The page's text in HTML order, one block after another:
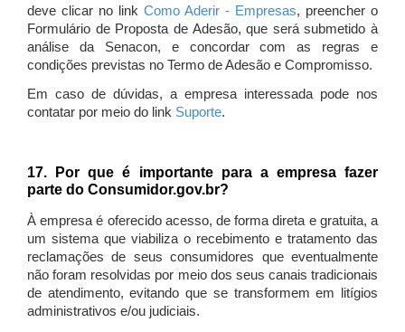
deve clicar no link Como Aderir - Empresas, preencher o
Formulário de Proposta de Adesão, que será submetido à
análise da Senacon, e concordar com as regras e
condições previstas no Termo de Adesão e Compromisso.
Em caso de dúvidas, a empresa interessada pode nos
contatar por meio do link Suporte.
17. Por que é importante para a empresa fazer
parte do Consumidor.gov.br?
À empresa é oferecido acesso, de forma direta e gratuita, a
um sistema que viabiliza o recebimento e tratamento das
reclamações de seus consumidores que eventualmente
não foram resolvidas por meio dos seus canais tradicionais
de atendimento, evitando que se transformem em litígios
administrativos e/ou judiciais.